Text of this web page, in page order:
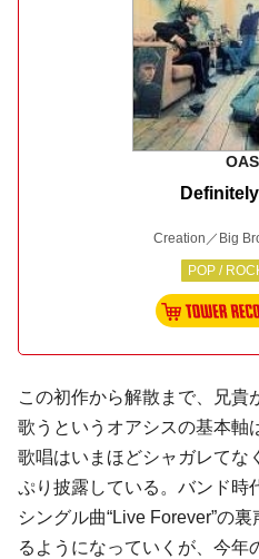
Creation／Big
POP /
この初作から解散まで、兄貴
歌うというオアシスの基本軸
歌唱はいまほどシャガレてな
ぷり披露している。バンド時
シングル曲“Live Forever”の
るようになっていくが、今年